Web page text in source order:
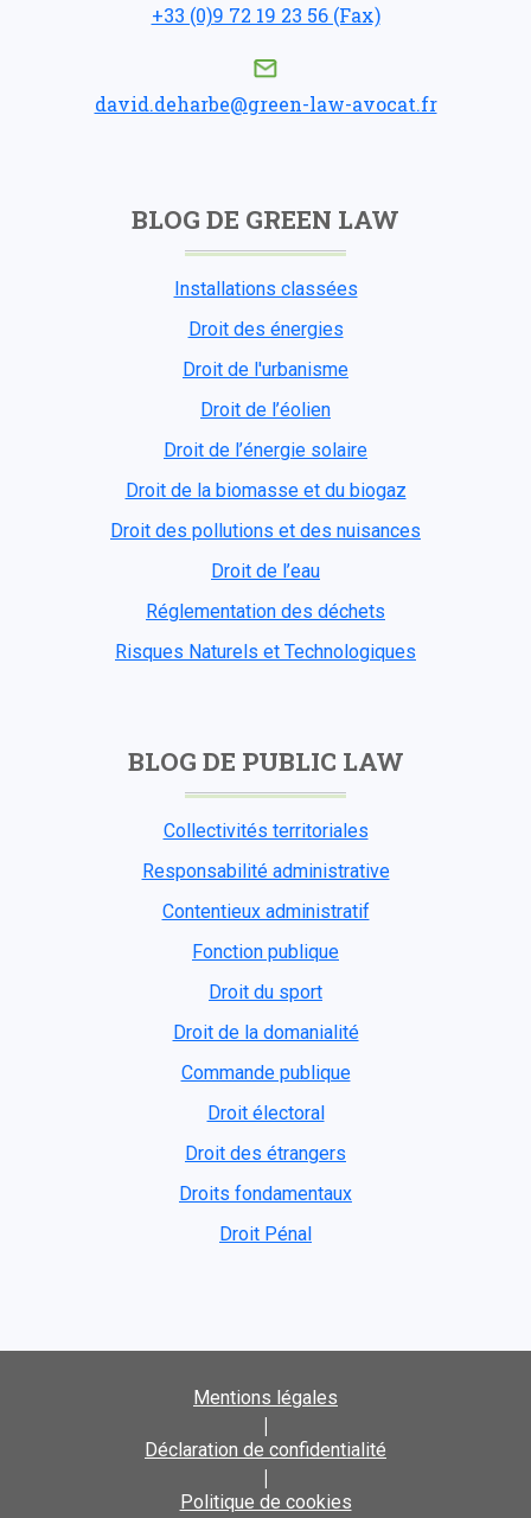
+33 (0)9 72 19 23 56 (Fax)
david.deharbe@green-law-avocat.fr
BLOG DE GREEN LAW
Installations classées
Droit des énergies
Droit de l'urbanisme
Droit de l’éolien
Droit de l’énergie solaire
Droit de la biomasse et du biogaz
Droit des pollutions et des nuisances
Droit de l’eau
Réglementation des déchets
Risques Naturels et Technologiques
BLOG DE PUBLIC LAW
Collectivités territoriales
Responsabilité administrative
Contentieux administratif
Fonction publique
Droit du sport
Droit de la domanialité
Commande publique
Droit électoral
Droit des étrangers
Droits fondamentaux
Droit Pénal
Mentions légales
|
Déclaration de confidentialité
|
Politique de cookies